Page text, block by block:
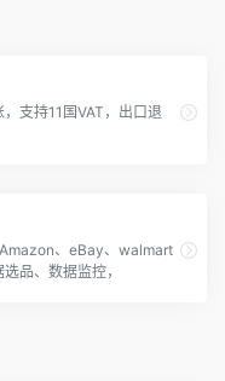
支持11国VAT，出口退
、eBay、walmart
品、数据监控，